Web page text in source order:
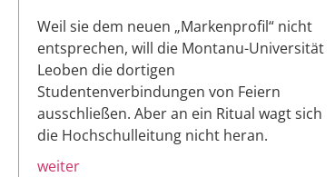
Weil sie dem neuen „Markenprofil“ nicht
entsprechen, will die Montanu-Universität
Leoben die dortigen
Studentenverbindungen von Feiern
ausschließen. Aber an ein Ritual wagt sich
die Hochschulleitung nicht heran.
weiter